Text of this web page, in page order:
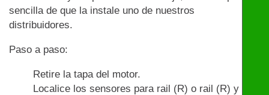
sencilla de que la instale uno de nuestros
distribuidores.
Paso a paso:
Retire la tapa del motor.
Localice los sensores para rail (R) o rail (R) y